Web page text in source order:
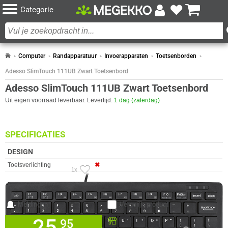
Categorie
Computer Randapparatuur Invoerapparaten Toetsenborden
Adesso SlimTouch 111UB Zwart Toetsenbord
Adesso SlimTouch 111UB Zwart Toetsenbord
Uit eigen voorraad leverbaar. Levertijd: 1 dag (zaterdag)
1x
95
Beschikbaar in onze
Vergelijk product
Meldingen
SPECIFICATIES
DESIGN
Eigenschap Waarde
Toetsverlichting
✖︎
LED-indicatoren
✓︎
Oppervlakte kleur
Monochromatisch
CERTIFICATEN